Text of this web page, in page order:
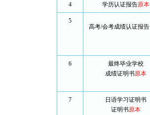
4 学历认证报告原本
5
高考/会考成绩认证报告
6
最终毕业学校
成绩证明书原本
7
日语学习证明书
证明书原本